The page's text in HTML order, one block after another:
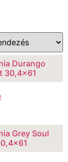
Durango
30,4×61
Grey Soul